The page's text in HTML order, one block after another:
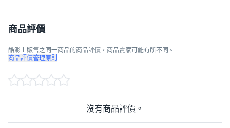
商品評價
酷澎上販售之同一商品的商品評價，商品賣家可能有所不同。
商品評價管理原則
沒有商品評價。